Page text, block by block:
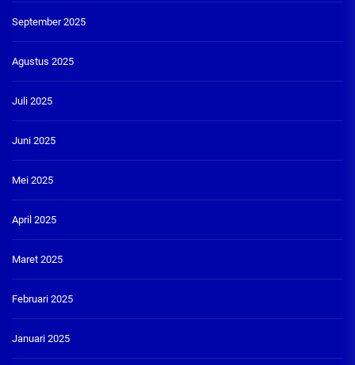
September 2025
Agustus 2025
Juli 2025
Juni 2025
Mei 2025
April 2025
Maret 2025
Februari 2025
Januari 2025